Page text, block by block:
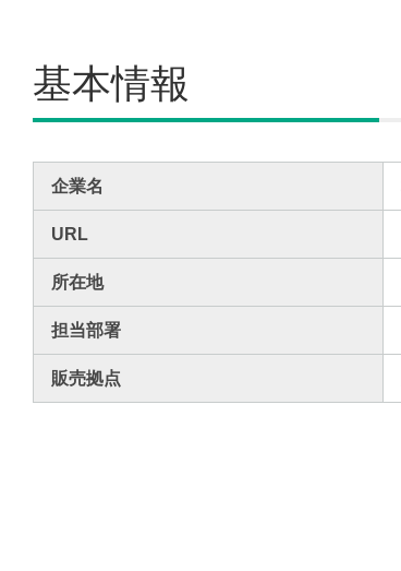
基本情報
企業名
URL
所在地
担当部署
販売拠点